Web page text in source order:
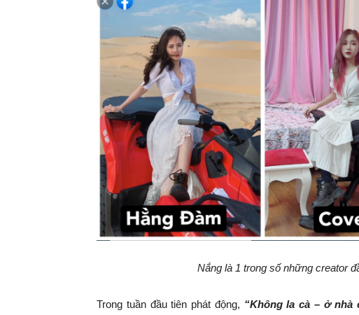
Nắng là 1 trong số những creator
Trong tuần đầu tiên phát động, “Không la cà – ở nhà